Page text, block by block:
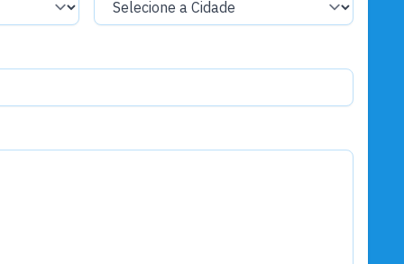
de junho